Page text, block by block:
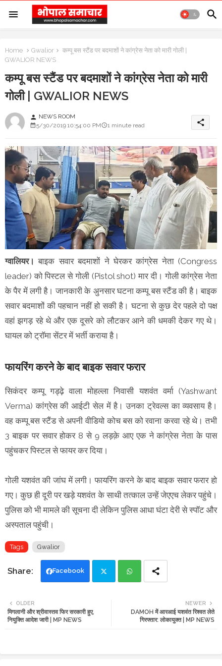
Home Gwalior
कम्पू बस स्टैंड पर बदमाशों ने कांग्रेस नेता को मारी गोली |
GWALIOR NEWS
कम्पू बस स्टैंड पर बदमाशों ने कांग्रेस नेता को मारी
गोली | GWALIOR NEWS
person NEWS ROOM
5/30/2019 10:54:00 PM
1 minute read share
ग्वालियर। बाइक सवार बदमाशों ने घेरकर कांग्रेस नेता (Congress
leader) को पिस्टल से गोली (Pistol shot) मार दी। गोली कांग्रेस नेता
के पैर में लगी है। जानकारी के अुनसार घटना कम्पू बस स्टैंड की है। बाइक
सवार बदमाशों की पहचान नहीं हो सकी है। घटना से कुछ देर पहले दो पक्ष
वहां झगड़ रहे थे और एक दूसरे को लौटकर आने की धमकी देकर गए थे।
घायल को ट्रॉमा सेंटर में भर्ती कराया है।
फायरिंग करने के बाद बाइक सवार फरार
सिकंदर कम्पू गड्ढ़े वाला मोहल्ला निवासी यशवंत वर्मा (Yashwant
Verma) कांग्रेस की आईटी सेल में है। उनका ट्रेवल्स का व्यवसाय है।
वह कम्पू बस स्टैंड से अपनी वीडियो कोच बस को रवाना करवा रहे थे। तभी
3 बाइक पर सवार होकर 8 से 9 लड़क़े आए एक ने कांग्रेस नेता के पास
पहुंचकर पिस्टल से फायर कर दिया।
गोली यशवंत की जांघ में लगी। फायरिंग करने के बाद बाइक सवार फरार हो
गए। कुछ ही दूरी पर खड़े यशवंत के साथी तत्काल उन्हें जेएएच लेकर पहुंचे।
पुलिस को भी मामले की सूचना दी लेकिन पुलिस आधा घंटा देरी से स्पॉट और
अस्पताल पहुंची।
Tags Gwalior
Facebook
ats
NEWER
DAMOH में आरआई यशवंत रिश्वत लेते
गिरफ्तार: लोकायुक्त | MP NEWS
OLDER
मिगलानी और श्रीवास्तव फिर सरकारी हुए,
नियुक्ति आदेश जारी | MP NEWS